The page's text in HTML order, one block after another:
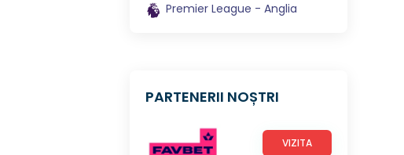
Premier League - Anglia
PARTENERII NOȘTRI
VIZITA